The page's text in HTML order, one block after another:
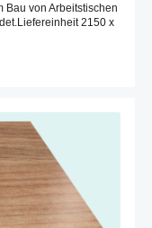
Bau von Arbeitstischen
2150 x